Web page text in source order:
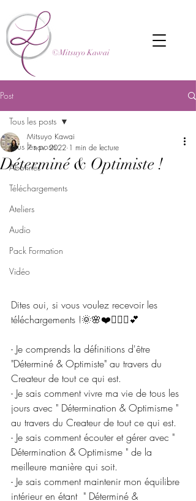
©Mitsuyo Kawai
Post
Tous les posts
Abonnés
Téléchargements
Ateliers
Audio
Pack Formation
Vidéo
Tous les posts
Déterminé & Optimiste !
Mitsuyo Kawai
7 nov. 2022 1 min de lecture
Dites oui, si vous voulez recevoir les
téléchargements !🌞🌸❤️🧘🏼‍♂️💕
- Je comprends la définitions d'être
"Déterminé & Optimiste" au travers du
Createur de tout ce qui est.
- Je sais comment vivre ma vie de tous les
jours avec " Détermination & Optimisme "
au travers du Createur de tout ce qui est.
- Je sais comment écouter et gérer avec "
Détermination & Optimisme " de la
meilleure manière qui soit.
- Je sais comment maintenir mon équilibre
intérieur en étant  " Déterminé &